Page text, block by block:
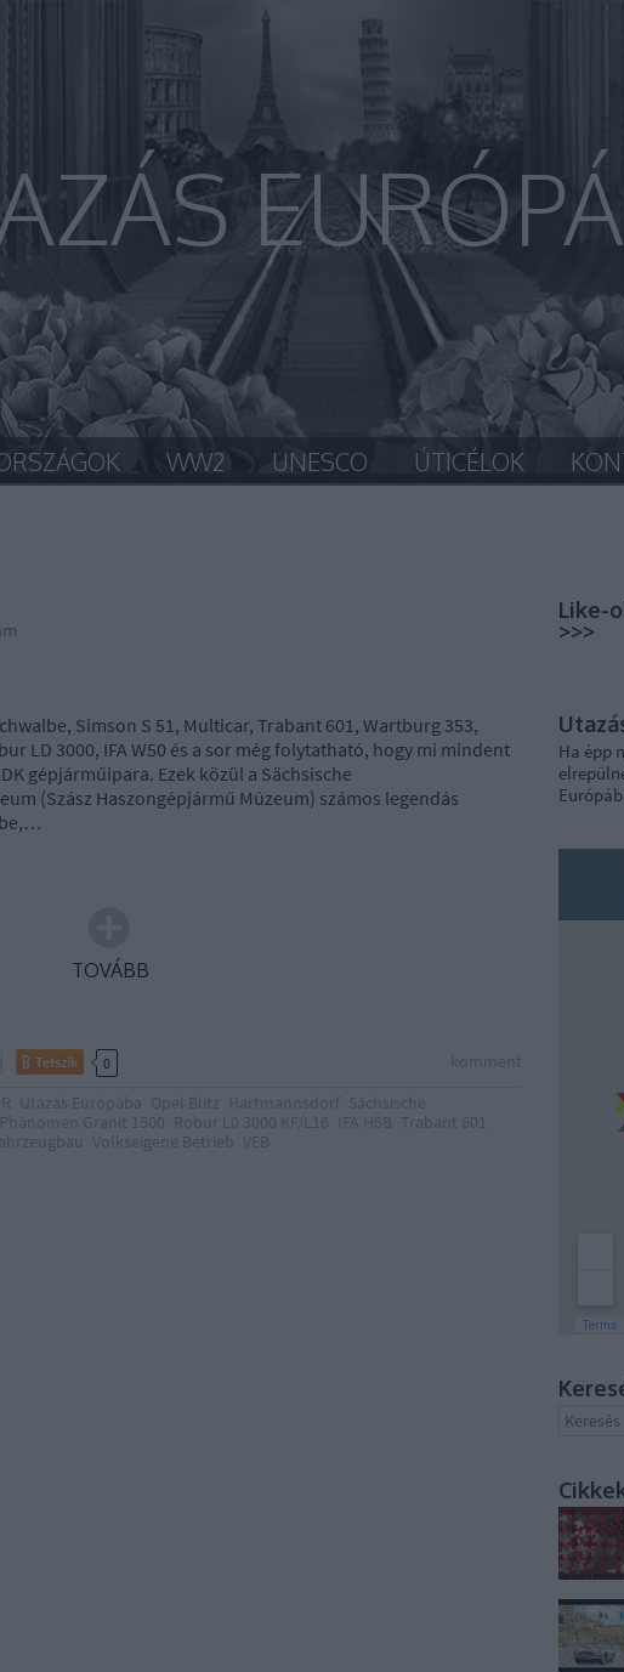
WW2 UNESCO ÚTICÉLOK
Simson S 51, Multicar, Trabant 601, Wartburg 353,
LD 3000, IFA W50 és a sor még folytatható, hogy mi mindent
gépjárműipara. Ezek közül a Sächsische
(Szász Haszongépjármű Múzeum) számos legendás
TOVÁBB
Tetszik 0
Like-
>>>
Ha épp